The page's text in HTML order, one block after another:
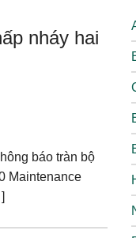
nháy hai
báo tràn bộ
Maintenance